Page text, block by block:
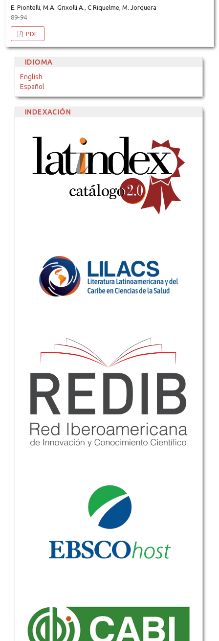
E. Piontelli, M.A. Grixolli A., C Riquelme, M. Jorquera
89-94
PDF
IDIOMA
English
Español
INDEXACIÓN